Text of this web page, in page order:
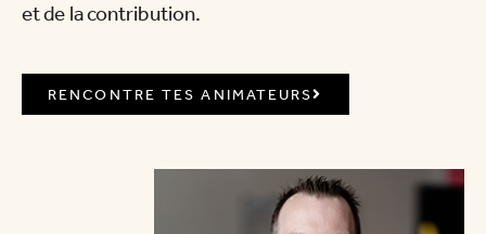
et de la contribution.
RENCONTRE TES ANIMATEURS